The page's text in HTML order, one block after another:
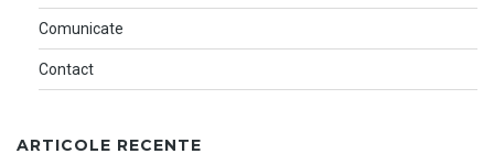
Comunicate
Contact
ARTICOLE RECENTE